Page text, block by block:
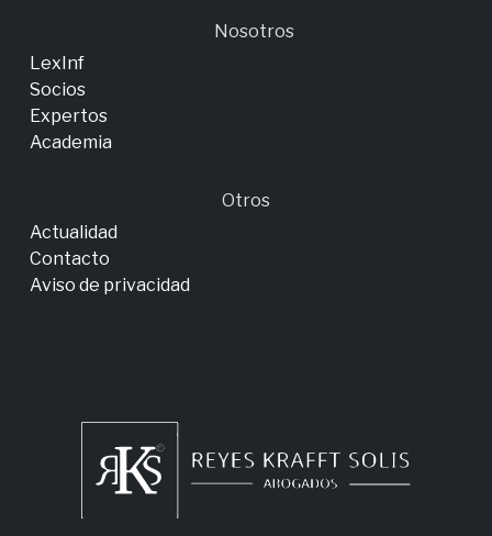
Nosotros
LexInf
Socios
Expertos
Academia
Otros
Actualidad
Contacto
Aviso de privacidad